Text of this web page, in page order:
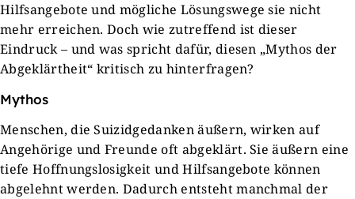
Hilfsangebote und mögliche Lösungswege sie nicht
mehr erreichen. Doch wie zutreffend ist dieser
Eindruck – und was spricht dafür, diesen „Mythos der
Abgeklärtheit“ kritisch zu hinterfragen?
Mythos
Menschen, die Suizidgedanken äußern, wirken auf
Angehörige und Freunde oft abgeklärt. Sie äußern eine
tiefe Hoffnungslosigkeit und Hilfsangebote können
abgelehnt werden. Dadurch entsteht manchmal der